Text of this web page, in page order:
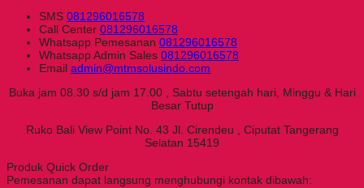
SMS 081296016578
Call Center 081296016578
Whatsapp Pemesanan 081296016578
WhatsappAdmin Sales 081296016578
Email admin@mtmsolusindo.com
Buka jam 08.30 s/d jam 17.00 , Sabtu setengah hari, Minggu & Hari
Besar Tutup
Ruko Bali View Point No. 43 Jl. Cirendeu , Ciputat Tangerang
Selatan 15419
Produk Quick Order
Pemesanan dapat langsung menghubungi kontak dibawah: